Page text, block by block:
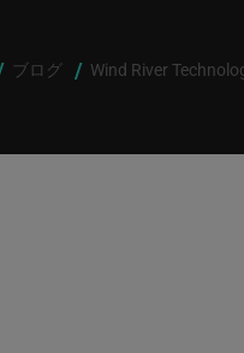
ブログ Wind River